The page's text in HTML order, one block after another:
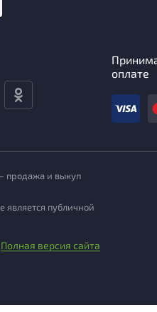
оплате
продажа и выкуп
является публичной
Полная версия сайта